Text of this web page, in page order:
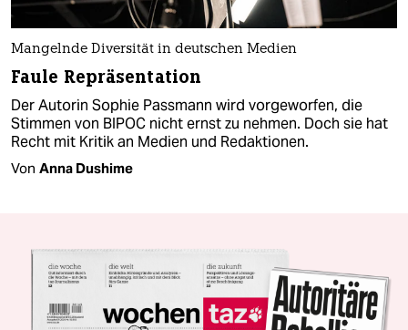
Mangelnde Diversität in deutschen Medien
Faule Repräsentation
Der Autorin Sophie Passmann wird vorgeworfen, die
Stimmen von BIPOC nicht ernst zu nehmen. Doch sie hat
Recht mit Kritik an Medien und Redaktionen.
Von Anna Dushime